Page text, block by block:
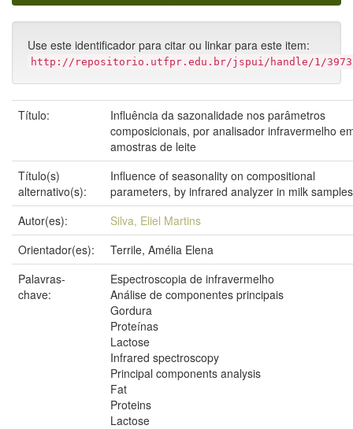
Use este identificador para citar ou linkar para este item:
http://repositorio.utfpr.edu.br/jspui/handle/1/
Título:
Influência da sazonalidade nos parâmetros
composicionais, por analisador infravermelho
amostras de leite
Título(s)
alternativo(s):
Influence of seasonality on compositional
parameters, by infrared analyzer in milk samples
Autor(es):
Silva, Eliel Martins
Orientador(es):
Terrile, Amélia Elena
Palavras-
chave:
Espectroscopia de infravermelho
Análise de componentes principais
Gordura
Proteínas
Lactose
Infrared spectroscopy
Principal components analysis
Fat
Proteins
Lactose